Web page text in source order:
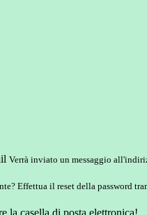
Verrà inviato un messaggio
Effettua il reset della password